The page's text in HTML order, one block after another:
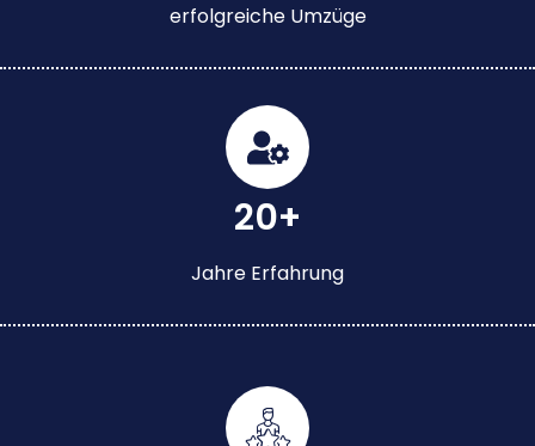
erfolgreiche Umzüge
20+
Jahre Erfahrung